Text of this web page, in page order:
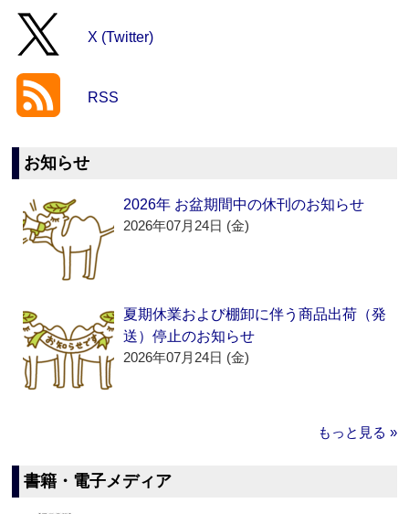
X (Twitter)
RSS
お知らせ
2026年 お盆期間中の休刊のお知らせ
2026年07月24日 (金)
夏期休業および棚卸に伴う商品出荷（発
送）停止のお知らせ
2026年07月24日 (金)
もっと見る »
書籍・電子メディア